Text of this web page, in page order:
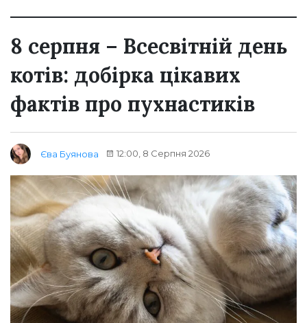
8 серпня – Всесвітній день
котів: добірка цікавих
фактів про пухнастиків
Єва Буянова 12:00, 8 Серпня 2026